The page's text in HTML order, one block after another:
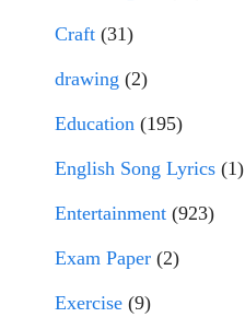
Craft (31)
drawing (2)
Education (195)
English Song Lyrics (1)
Entertainment (923)
Exam Paper (2)
Exercise (9)